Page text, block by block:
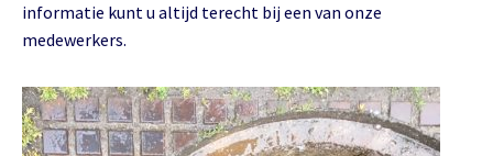
informatie kunt u altijd terecht bij een van onze
medewerkers.